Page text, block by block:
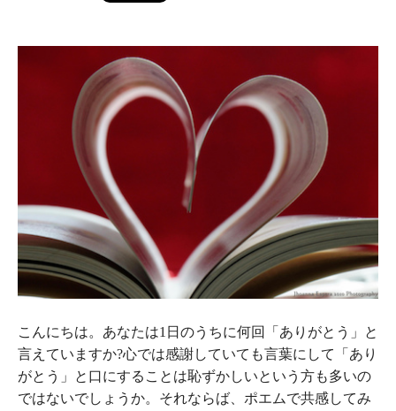
こんにちは。あなたは1日のうちに何回「ありがとう」と
言えていますか?心では感謝していても言葉にして「あり
がとう」と口にすることは恥ずかしいという方も多いの
ではないでしょうか。それならば、ポエムで共感してみ